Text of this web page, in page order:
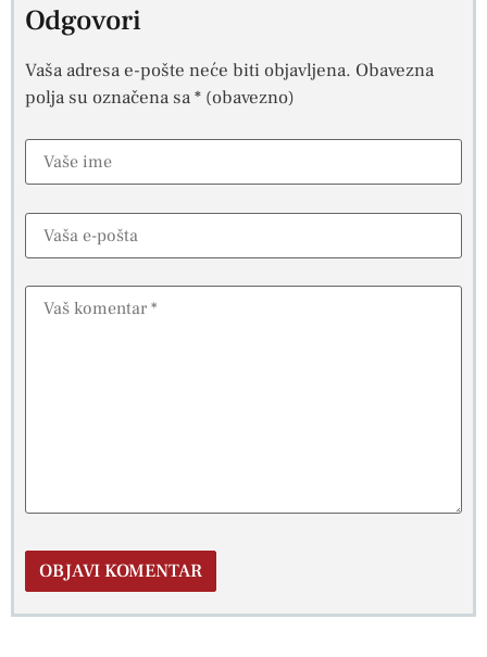
Odgovori
Vaša adresa e-pošte neće biti objavljena. Obavezna
polja su označena sa* (obavezno)